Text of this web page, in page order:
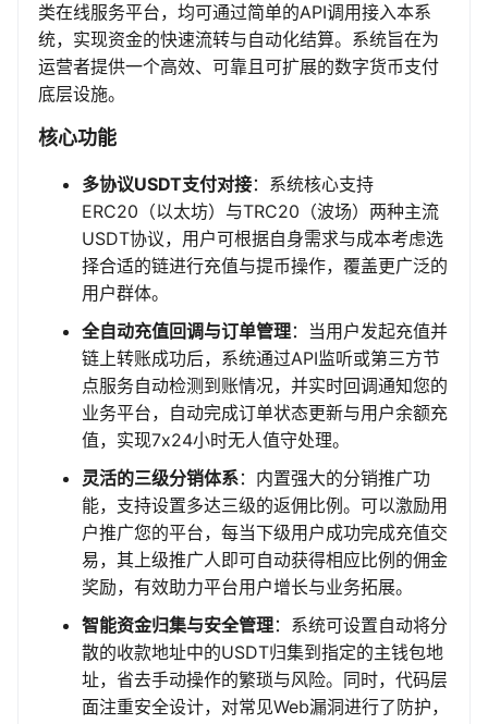
类在线服务平台，均可通过简单的API调用接入本系
统，实现资金的快速流转与自动化结算。系统旨在为
运营者提供一个高效、可靠且可扩展的数字货币支付
底层设施。
核心功能
多协议USDT支付对接：系统核心支持
ERC20（以太坊）与TRC20（波场）两种主流
USDT协议，用户可根据自身需求与成本考虑选
择合适的链进行充值与提币操作，覆盖更广泛的
用户群体。
全自动充值回调与订单管理：当用户发起充值并
链上转账成功后，系统通过API监听或第三方节
点服务自动检测到账情况，并实时回调通知您的
业务平台，自动完成订单状态更新与用户余额充
值，实现7x24小时无人值守处理。
灵活的三级分销体系：内置强大的分销推广功
能，支持设置多达三级的返佣比例。可以激励用
户推广您的平台，每当下级用户成功完成充值交
易，其上级推广人即可自动获得相应比例的佣金
奖励，有效助力平台用户增长与业务拓展。
智能资金归集与安全管理：系统可设置自动将分
散的收款地址中的USDT归集到指定的主钱包地
址，省去手动操作的繁琐与风险。同时，代码层
面注重安全设计，对常见Web漏洞进行了防护，